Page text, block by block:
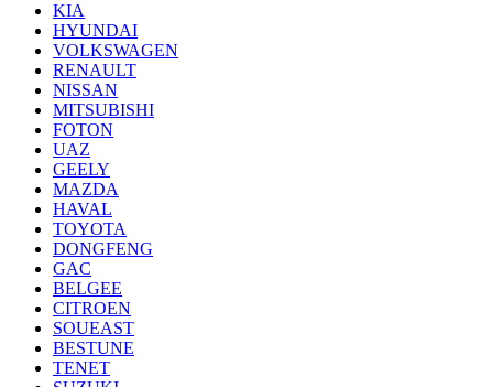
KIA
HYUNDAI
VOLKSWAGEN
RENAULT
NISSAN
MITSUBISHI
FOTON
UAZ
GEELY
MAZDA
HAVAL
TOYOTA
DONGFENG
GAC
BELGEE
CITROEN
SOUEAST
BESTUNE
TENET